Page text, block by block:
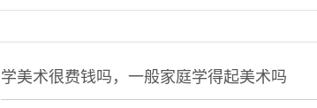
学美术很费钱吗，一般家庭学得起美术吗